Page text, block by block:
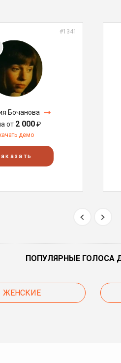
#1341
Бочанова
от 2 000₽
демо
ПОПУЛЯРНЫЕ ГОЛОСА
ЖЕНСКИЕ